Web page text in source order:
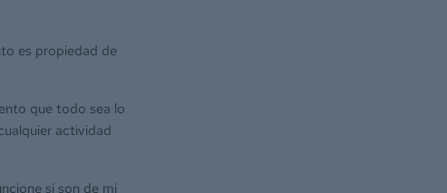
es propiedad de
que todo sea lo
actividad
sí son de mi